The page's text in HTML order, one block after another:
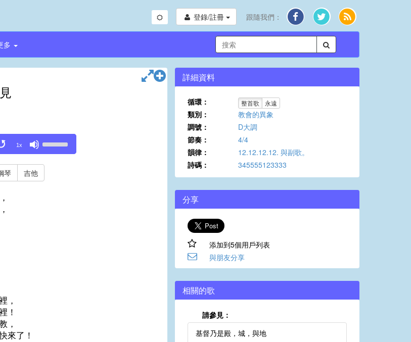
登錄/註冊 跟隨我們：
多
1x
Up/Down
to
琴 吉他
，
！
，
來了！
詳細資料
循環： 整首歌 永遠
類別：
教會的異象
調號：
D大調
節奏：
4/4
韻律：
12.12.12.12. 與副歌。
詩碼：
345555123333
分享
添加到5個用戶列表
與朋友分享
相關的歌
請參見：
基督乃是殿，城，與地